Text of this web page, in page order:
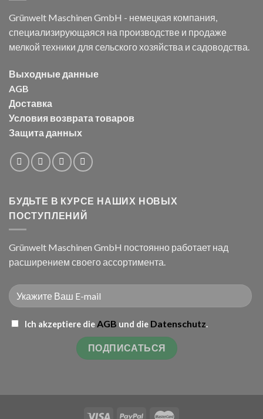
Grünwelt Maschinen GmbH - немецкая компания,
специализирующаяся на производстве и продаже
мелкой техники для сельского хозяйства и садоводства.
Выходные данные
AGB
Доставка
Условия возврата товаров
Защита данных
БУДЬТЕ В КУРСЕ НАШИХ НОВЫХ
ПОСТУПЛЕНИЙ
Grünwelt Maschinen GmbH постоянно работает над
расширением своего ассортимента.
Ich akzeptiere dieAGB und die Datenschutz.